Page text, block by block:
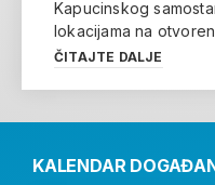
Kapucinskog
lokacijama na
ČITAJTE DALJE
KALENDAR